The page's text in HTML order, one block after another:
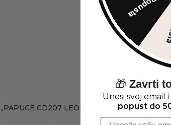
CD207 LEOPARD“
🎁 Zavrti
Unesi svoj email
popust do
Email